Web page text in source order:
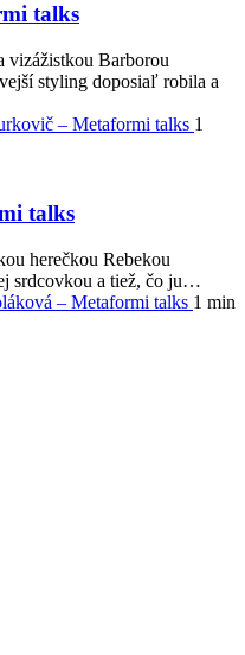
talks
vizážistkou Barborou
styling doposiaľ robila a
– Metaformi talks 1
talks
herečkou Rebekou
srdcovkou a tiež, čo ju…
– Metaformi talks 1 min